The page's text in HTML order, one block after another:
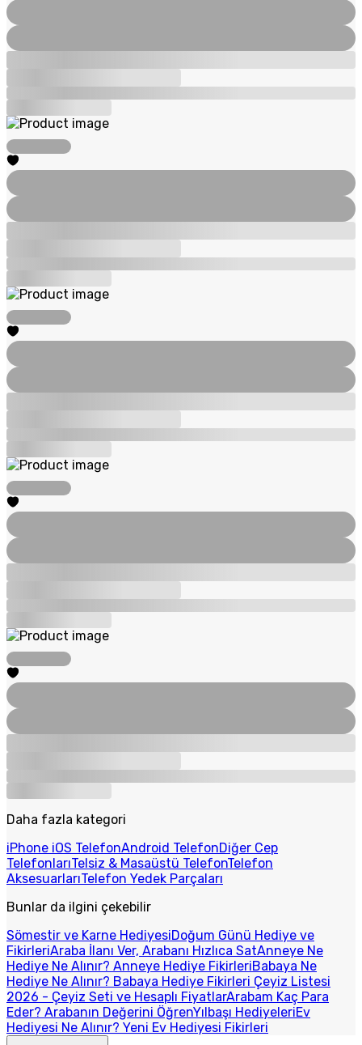
Daha fazla kategori
iPhone iOS TelefonAndroid TelefonDiğer Cep
TelefonlarıTelsiz & Masaüstü TelefonTelefon
AksesuarlarıTelefon Yedek Parçaları
Bunlar da ilgini çekebilir
Sömestir ve Karne HediyesiDoğum Günü Hediye ve
FikirleriAraba İlanı Ver, Arabanı Hızlıca SatAnneye Ne
Hediye Ne Alınır? Anneye Hediye FikirleriBabaya Ne
Hediye Ne Alınır? Babaya Hediye Fikirleri Çeyiz Listesi
2026 - Çeyiz Seti ve Hesaplı FiyatlarArabam Kaç Para
Eder? Arabanın Değerini ÖğrenYılbaşı HediyeleriEv
Hediyesi Ne Alınır? Yeni Ev Hediyesi Fikirleri